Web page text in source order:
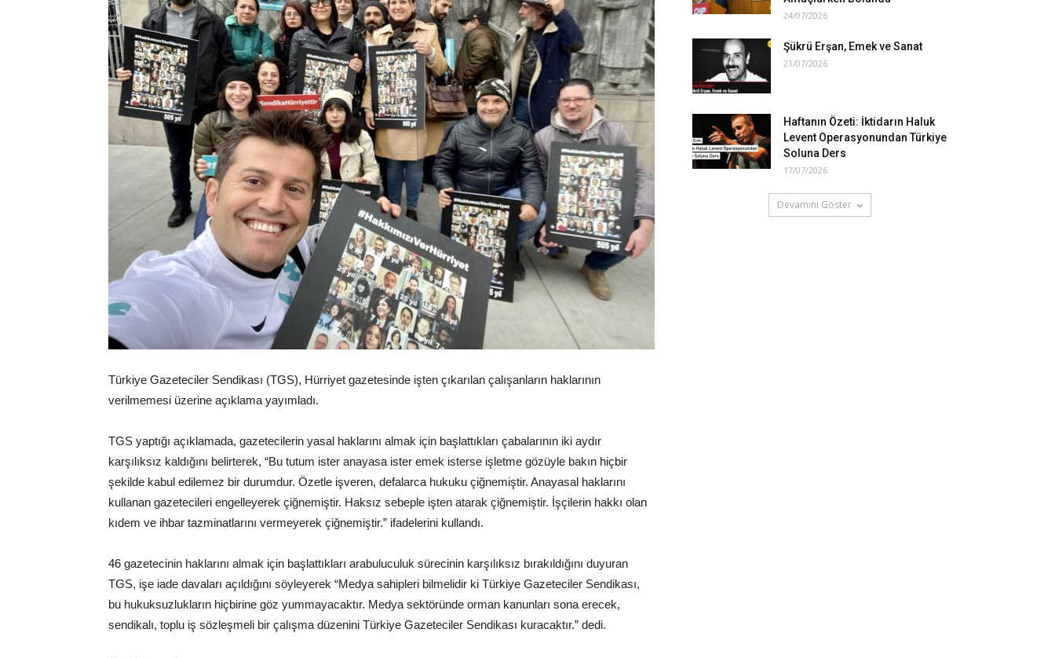
Türkiye Gazeteciler Sendikası (TGS), Hürriyet gazetesinde işten çıkarılan çalışanların haklarının
verilmemesi üzerine açıklama yayımladı.
TGS yaptığı açıklamada, gazetecilerin yasal haklarını almak için başlattıkları çabalarının iki aydır
karşılıksız kaldığını belirterek, “Bu tutum ister anayasa ister emek isterse işletme gözüyle bakın hiçbir
şekilde kabul edilemez bir durumdur. Özetle işveren, defalarca hukuku çiğnemiştir. Anayasal haklarını
kullanan gazetecileri engelleyerek çiğnemiştir. Haksız sebeple işten atarak çiğnemiştir. İşçilerin hakkı olan
kıdem ve ihbar tazminatlarını vermeyerek çiğnemiştir.” ifadelerini kullandı.
46 gazetecinin haklarını almak için başlattıkları arabuluculuk sürecinin karşılıksız bırakıldığını duyuran
TGS, işe iade davaları açıldığını söyleyerek “Medya sahipleri bilmelidir ki Türkiye Gazeteciler Sendikası,
bu hukuksuzlukların hiçbirine göz yummayacaktır. Medya sektöründe orman kanunları sona erecek,
sendikalı, toplu iş sözleşmeli bir çalışma düzenini Türkiye Gazeteciler Sendikası kuracaktır.” dedi.
24/07/2026
Şükrü Erşan, Emek ve Sanat
21/07/2026
Haftanın Özeti: İktidarın Haluk
Levent Operasyonundan Türkiye
Soluna Ders
17/07/2026
Devamını Göster